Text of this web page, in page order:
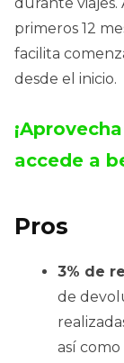
primeros 12
facilita
desde el inicio.
accede a
Pros
3% de
de
así